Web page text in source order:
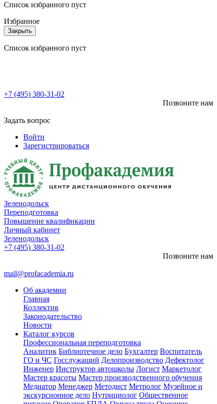
Список избранного пуст
Избранное
Закрыть
Список избранного пуст
+7 (495) 380-31-02
Позвоните нам
Задать вопрос
Войти
Зарегистрироваться
Зеленодольск
Переподготовка
Повышение квалификации
Личный кабинет
Зеленодольск
+7 (495) 380-31-02
Позвоните нам
mail@profacademia.ru
Об академии
Главная
Коллектив
Законодательство
Новости
Каталог курсов
Профессиональная переподготовка
Аналитик Библиотечное дело Бухгалтер Воспитатель
ГО и ЧС Госслужащий Делопроизводство Дефектолог
Инженер Инструктор автошколы Логист Маркетолог
Мастер красоты Мастер производственного обучения
Медиатор Менеджер Методист Метролог Музейное и
экскурсионное дело Нутрициолог Общественное